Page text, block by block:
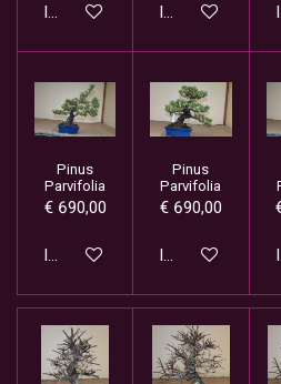
In winkelwagen In winkelwagen
Pinus
Parvifolia
€ 690,00
In winkelwagen
Pinus
Parvifolia
€ 690,00
In winkelwagen